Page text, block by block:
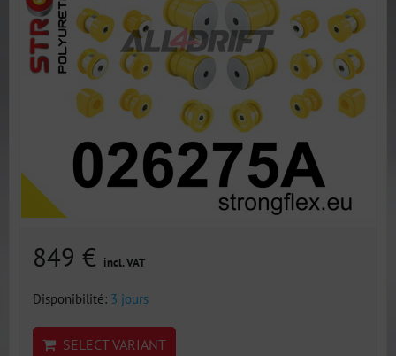
849 € incl. VAT
Disponibilité: 3 jours
SELECT VARIANT